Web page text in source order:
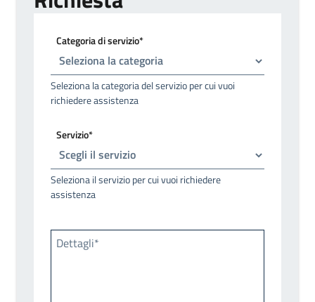
Categoria di servizio*
Seleziona la categoria del servizio per cui vuoi
richiedere assistenza
Servizio*
Seleziona il servizio per cui vuoi richiedere
assistenza
Dettagli*